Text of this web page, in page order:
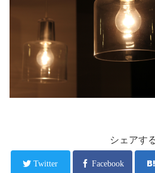
シェアす
Twitter Facebook